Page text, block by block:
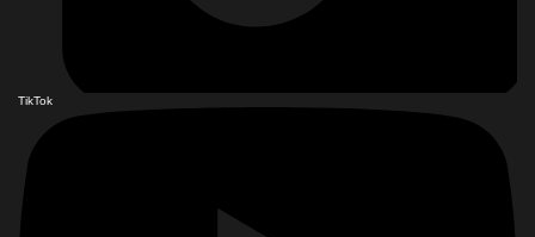
TikTok